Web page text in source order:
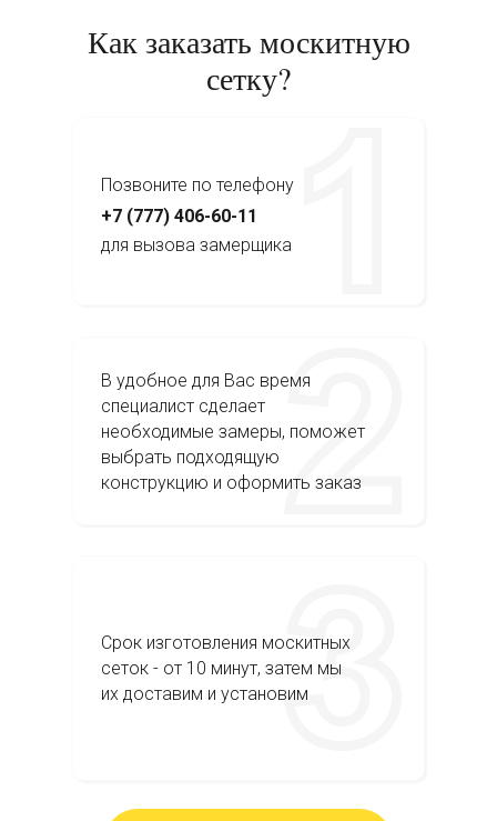
Как заказать москитную
сетку?
Позвоните по телефону
В удобное для Вас время
специалист сделает
необходимые замеры, поможет
выбрать подходящую
конструкцию и оформить заказ
Срок изготовления москитных
сеток - от 10 минут, затем мы
их доставим и установим
+7 (777) 406-60-11
для вызова замерщика